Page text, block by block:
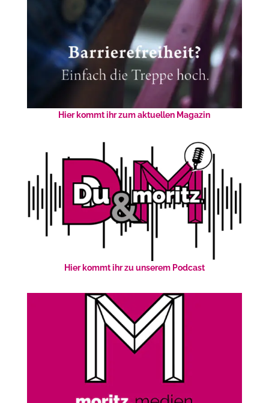
Hier kommt ihr zum aktuellen Magazin
Hier kommt ihr zu unserem Podcast